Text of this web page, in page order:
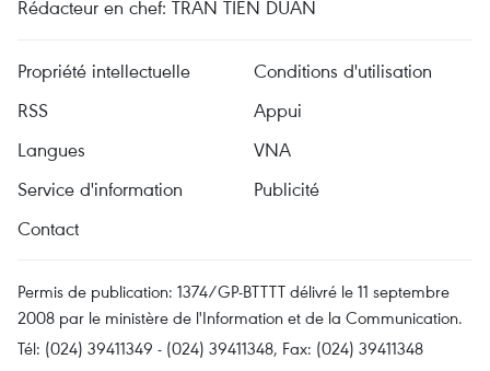
Rédacteur en chef: TRÂN TIÊN DUÂN
Propriété intellectuelle
Conditions d'utilisation
RSS
Appui
Langues
VNA
Service d'information
Publicité
Contact
Permis de publication: 1374/GP-BTTTT délivré le 11 septembre
2008 par le ministère de l'Information et de la Communication.
Tél: (024) 39411349 - (024) 39411348, Fax: (024) 39411348